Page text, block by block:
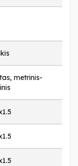
metrinis-